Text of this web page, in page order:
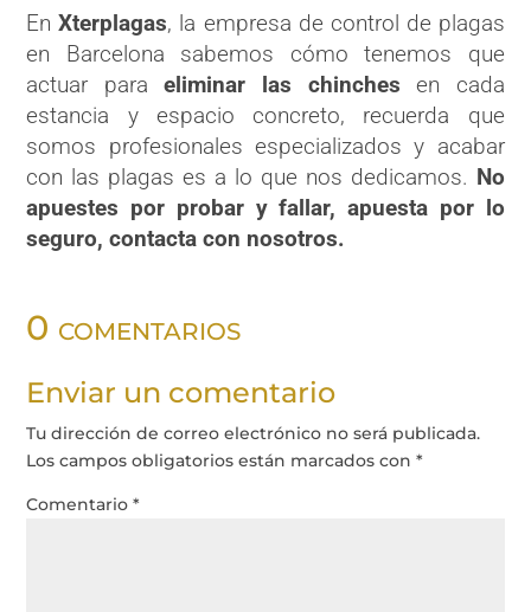
EnXterplagas, la empresa de control de plagas
en Barcelona sabemos cómo tenemos que
actuar paraeliminar las chinches en cada
estancia y espacio concreto, recuerda que
somos profesionales especializados y acabar
con las plagas es a lo que nos dedicamos. No
apuestes por probar y fallar, apuesta por lo
seguro, contacta con nosotros.
0 comentarios
Enviar un comentario
Tu dirección de correo electrónico no será publicada.
Los campos obligatorios están marcados con*
Comentario*